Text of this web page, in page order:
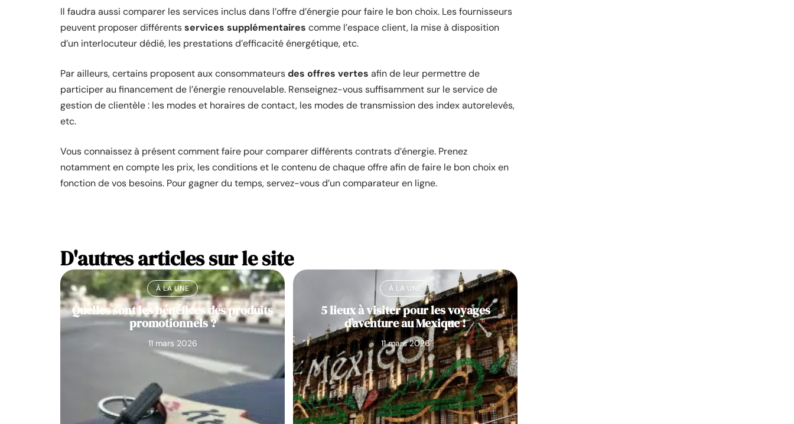
Il faudra aussi comparer les services inclus dans l’offre d’énergie pour faire le bon choix. Les fournisseurs
peuvent proposer différentsservices supplémentaires comme l’espace client, la mise à disposition
d’un interlocuteur dédié, les prestations d’efficacité énergétique, etc.
Par ailleurs, certains proposent aux consommateursdes offres vertes afin de leur permettre de
participer au financement de l’énergie renouvelable. Renseignez-vous suffisamment sur le service de
gestion de clientèle : les modes et horaires de contact, les modes de transmission des index autorelevés,
etc.
Vous connaissez à présent comment faire pour comparer différents contrats d’énergie. Prenez
notamment en compte les prix, les conditions et le contenu de chaque offre afin de faire le bon choix en
fonction de vos besoins. Pour gagner du temps, servez-vous d’un comparateur en ligne.
D'autres articles sur le site
À LA UNE
Quelles sont les bénéfices des produits
promotionnels ?
11 mars 2026
À LA UNE
5 lieux à visiter pour les voyages
d’aventure au Mexique !
11 mars 2026